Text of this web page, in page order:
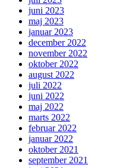
juni 2023
maj 2023
januar 2023
december 2022
november 2022
oktober 2022
august 2022
juli 2022
juni 2022
maj 2022
marts 2022
februar 2022
januar 2022
oktober 2021
september 2021